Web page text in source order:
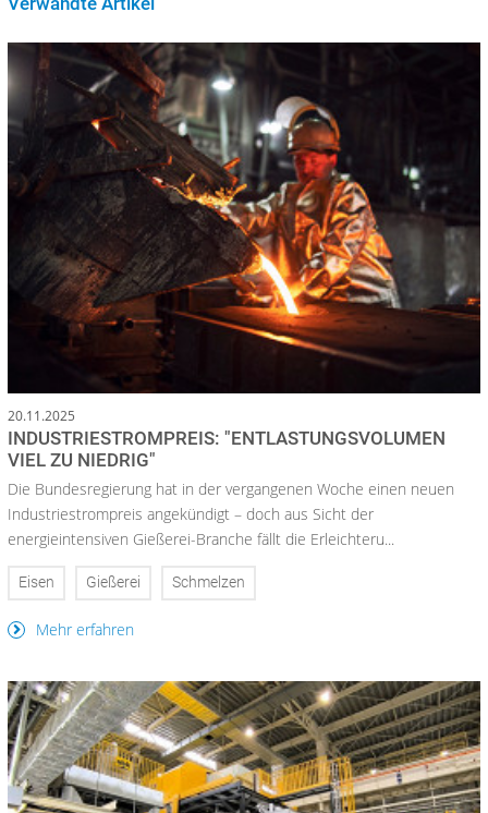
20.11.2025
INDUSTRIESTROMPREIS: "ENTLASTUNGSVOLUMEN
VIEL ZU NIEDRIG"
Die Bundesregierung hat in der vergangenen Woche einen neuen
Industriestrompreis angekündigt – doch aus Sicht der
energieintensiven Gießerei-Branche fällt die Erleichteru...
Eisen Gießerei Schmelzen
Mehr erfahren